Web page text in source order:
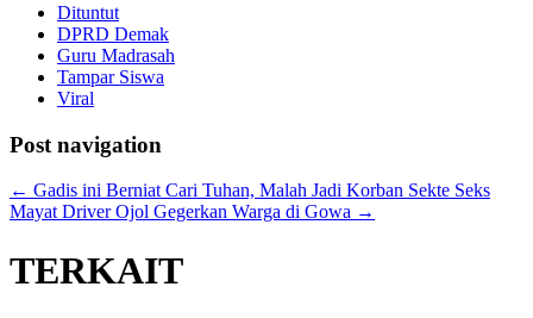
Dituntut
DPRD Demak
Guru Madrasah
Tampar Siswa
Viral
Post navigation
← Gadis ini Berniat Cari Tuhan, Malah Jadi Korban Sekte Seks
Mayat Driver Ojol Gegerkan Warga di Gowa →
TERKAIT